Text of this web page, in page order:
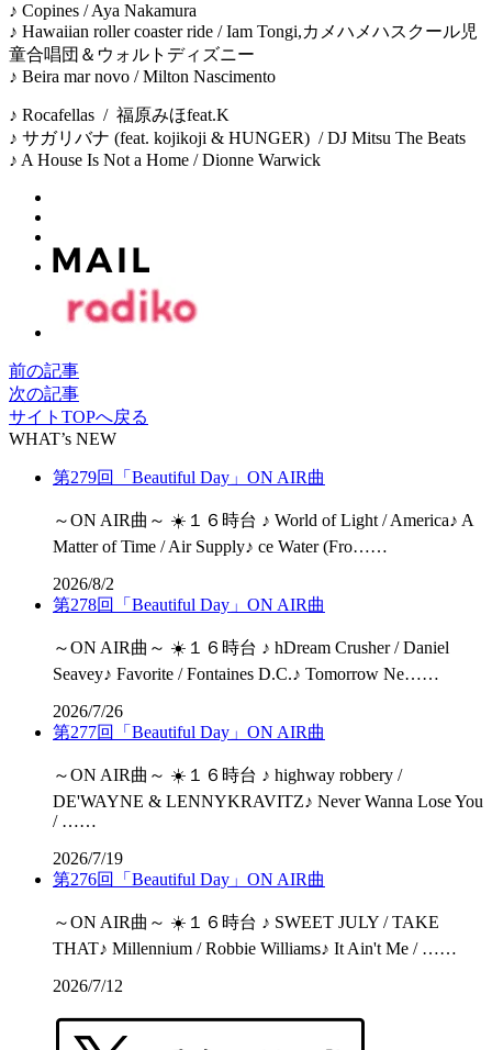
♪ Copines / Aya Nakamura
♪ Hawaiian roller coaster ride / Iam Tongi,カメハメハスクール児
童合唱団＆ウォルトディズニー
♪ Beira mar novo / Milton Nascimento
♪ Rocafellas / 福原みほfeat.K
♪ サガリバナ (feat. kojikoji & HUNGER) / DJ Mitsu The Beats
♪ A House Is Not a Home / Dionne Warwick
前の記事
次の記事
サイトTOPへ戻る
WHAT’s NEW
第279回「Beautiful Day」ON AIR曲
～ON AIR曲～ ☀️１６時台 ♪ World of Light / America♪ A
Matter of Time / Air Supply♪ ce Water (Fro……
2026/8/2
第278回「Beautiful Day」ON AIR曲
～ON AIR曲～ ☀️１６時台 ♪ hDream Crusher / Daniel
Seavey♪ Favorite / Fontaines D.C.♪ Tomorrow Ne……
2026/7/26
第277回「Beautiful Day」ON AIR曲
～ON AIR曲～ ☀️１６時台 ♪ highway robbery /
DE'WAYNE & LENNYKRAVITZ♪ Never Wanna Lose You
/ ……
2026/7/19
第276回「Beautiful Day」ON AIR曲
～ON AIR曲～ ☀️１６時台 ♪ SWEET JULY / TAKE
THAT♪ Millennium / Robbie Williams♪ It Ain't Me / ……
2026/7/12